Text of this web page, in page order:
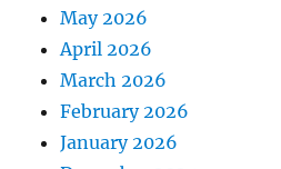
May 2026
April 2026
March 2026
February 2026
January 2026